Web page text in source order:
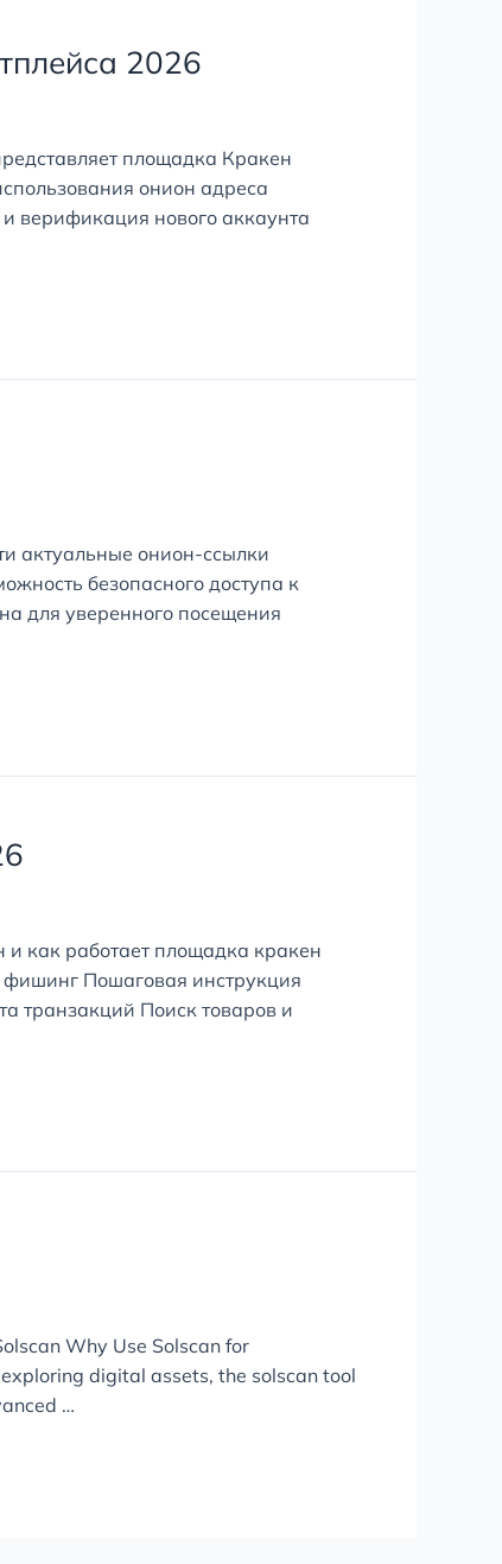
2026
площадка Кракен
онион адреса
верификация нового аккаунта
актуальные онион-ссылки
безопасного доступа к
для уверенного посещения
как работает площадка кракен
фишинг Пошаговая инструкция
транзакций Поиск товаров и
Why Use Solscan for
digital assets, the solscan tool
…